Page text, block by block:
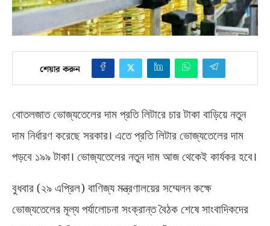
শেয়ার করুন
বোতলজাত ভোজ্যতেলের দাম প্রতি লিটারে চার টাকা বাড়িয়ে নতুন
দাম নির্ধারণ করেছে সরকার। এতে প্রতি লিটার ভোজ্যতেলের দাম
পড়বে ১৯৯ টাকা। ভোজ্যতেলের নতুন দাম আজ থেকেই কার্যকর হবে।
বুধবার (২৯ এপ্রিল) বাণিজ্য মন্ত্রণালয়ের সম্মেলন কক্ষে
ভোজ্যতেলের মূল্য পর্যালোচনা সংক্রান্ত বৈঠক শেষে সাংবাদিকদের